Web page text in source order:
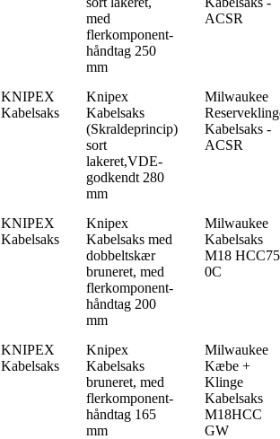
med
flerkomponent-
håndtag 250
mm
ACSR
KNIPEX
Kabelsaks
Knipex
Kabelsaks
(Skraldeprincip)
sort
lakeret,VDE-
godkendt 280
mm
Milwaukee
Kabelsaks -
ACSR
KNIPEX
Kabelsaks
Knipex
Kabelsaks med
dobbeltskær
bruneret, med
flerkomponent-
håndtag 200
mm
Milwaukee
Kabelsaks
M18
0C
KNIPEX
Kabelsaks
Knipex
Kabelsaks
bruneret, med
flerkomponent-
håndtag 165
mm
Milwaukee
Kæbe +
Klinge
Kabelsaks
M18HCC
GW